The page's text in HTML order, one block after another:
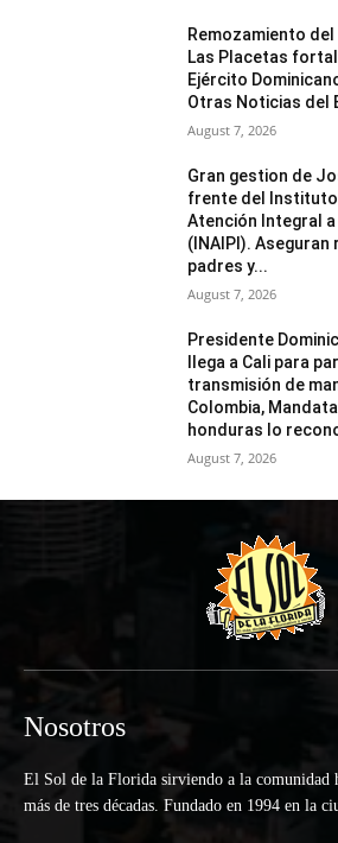
Remozamiento
Las Placetas
Ejército
Otras Noticias del
August 7, 2026
Gran gestion de
frente del
Atención Integral
(INAIPI).
padres y...
August 7, 2026
Presidente
llega a Cali para
transmisión de
Colombia,
honduras lo
August 7, 2026
Nosotros
El Sol de la Florida sirviendo a la comunidad
más de tres décadas. Fundado en 1994 en la